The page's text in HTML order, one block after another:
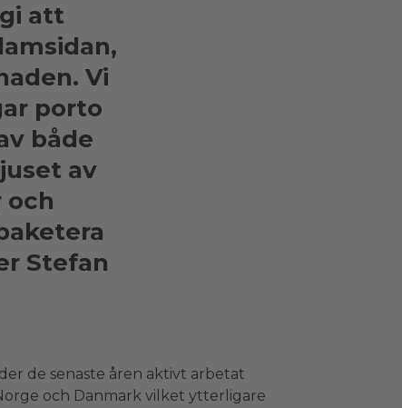
att
Vi
porto
både
av
och
Stefan
de senaste åren aktivt arbetat
och Danmark vilket ytterligare